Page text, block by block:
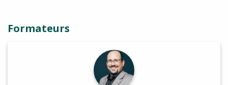
Formateurs